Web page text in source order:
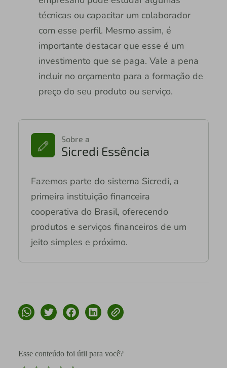
técnicas ou capacitar um colaborador
com esse perfil. Mesmo assim, é
importante destacar que esse é um
investimento que se paga. Vale a pena
incluir no orçamento para a formação de
preço do seu produto ou serviço.
Sobre a
Sicredi Essência
Fazemos parte do sistema Sicredi, a
primeira instituição financeira
cooperativa do Brasil, oferecendo
produtos e serviços financeiros de um
jeito simples e próximo.
Esse conteúdo foi útil para você?